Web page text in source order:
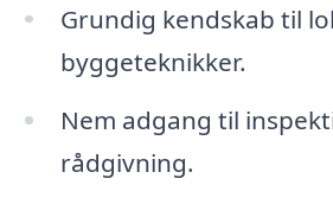
Grundig kendskab til
byggeteknikker.
Nem adgang til
rådgivning.